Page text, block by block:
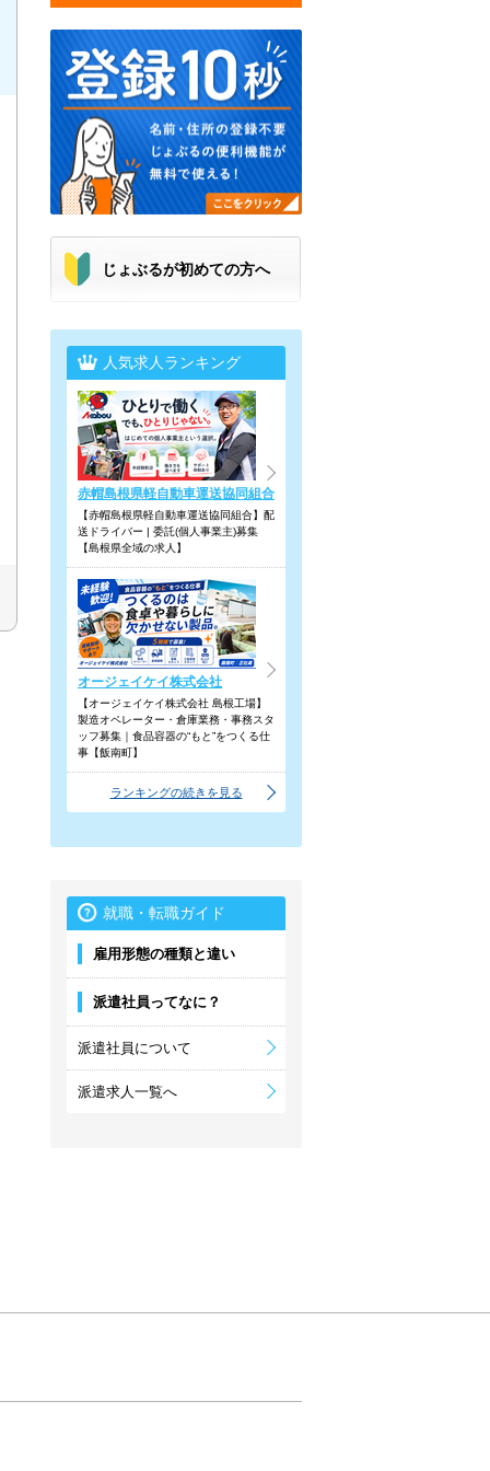
じょぶるが初めての方へ
人気求人ランキング
赤帽島根県軽自動車運送協同組合
【赤帽島根県軽自動車運送協同組合】配
送ドライバー | 委託(個人事業主)募集
【島根県全域の求人】
オージェイケイ株式会社
【オージェイケイ株式会社 島根工場】
製造オペレーター・倉庫業務・事務スタ
ッフ募集｜食品容器の“もと”をつくる仕
事【飯南町】
ランキングの続きを見る
就職・転職ガイド
雇用形態の種類と違い
派遣社員ってなに？
派遣社員について
派遣求人一覧へ